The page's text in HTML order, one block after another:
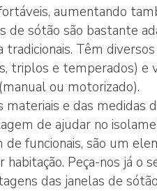
PARA JANELAS
JANELAS EM PVC
aumentando
de sótão são bastante
Têm
triplos e temperados) e
ou motorizado).
e das medidas
de ajudar no
de funcionais, são um
habitação. Peça-nos já o
das janelas de